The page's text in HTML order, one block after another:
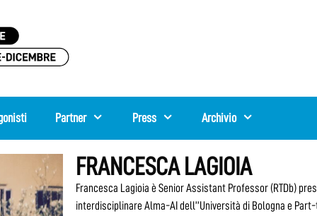
Partner Press Archivio
FRANCESCA LAGIOIA
Francesca Lagioia è Senior Assistant Professor (RTDb)
interdisciplinare Alma-AI dell’’Università di Bologna e